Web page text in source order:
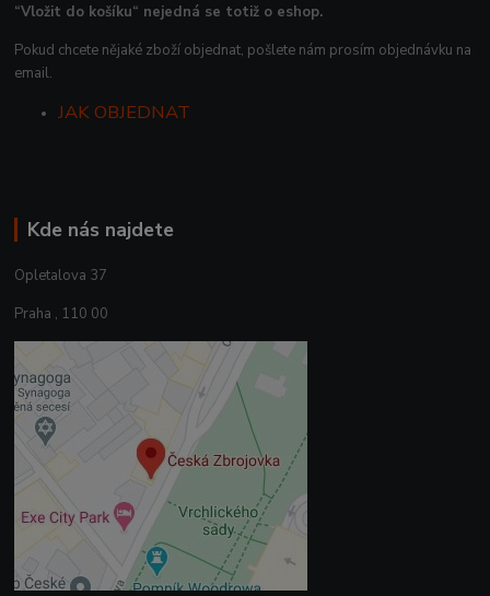
“Vložit do košíku“ nejedná se totiž o eshop.
Pokud chcete nějaké zboží objednat, pošlete nám prosím objednávku na
email.
JAK OBJEDNAT
Kde nás najdete
Opletalova 37
Praha , 110 00